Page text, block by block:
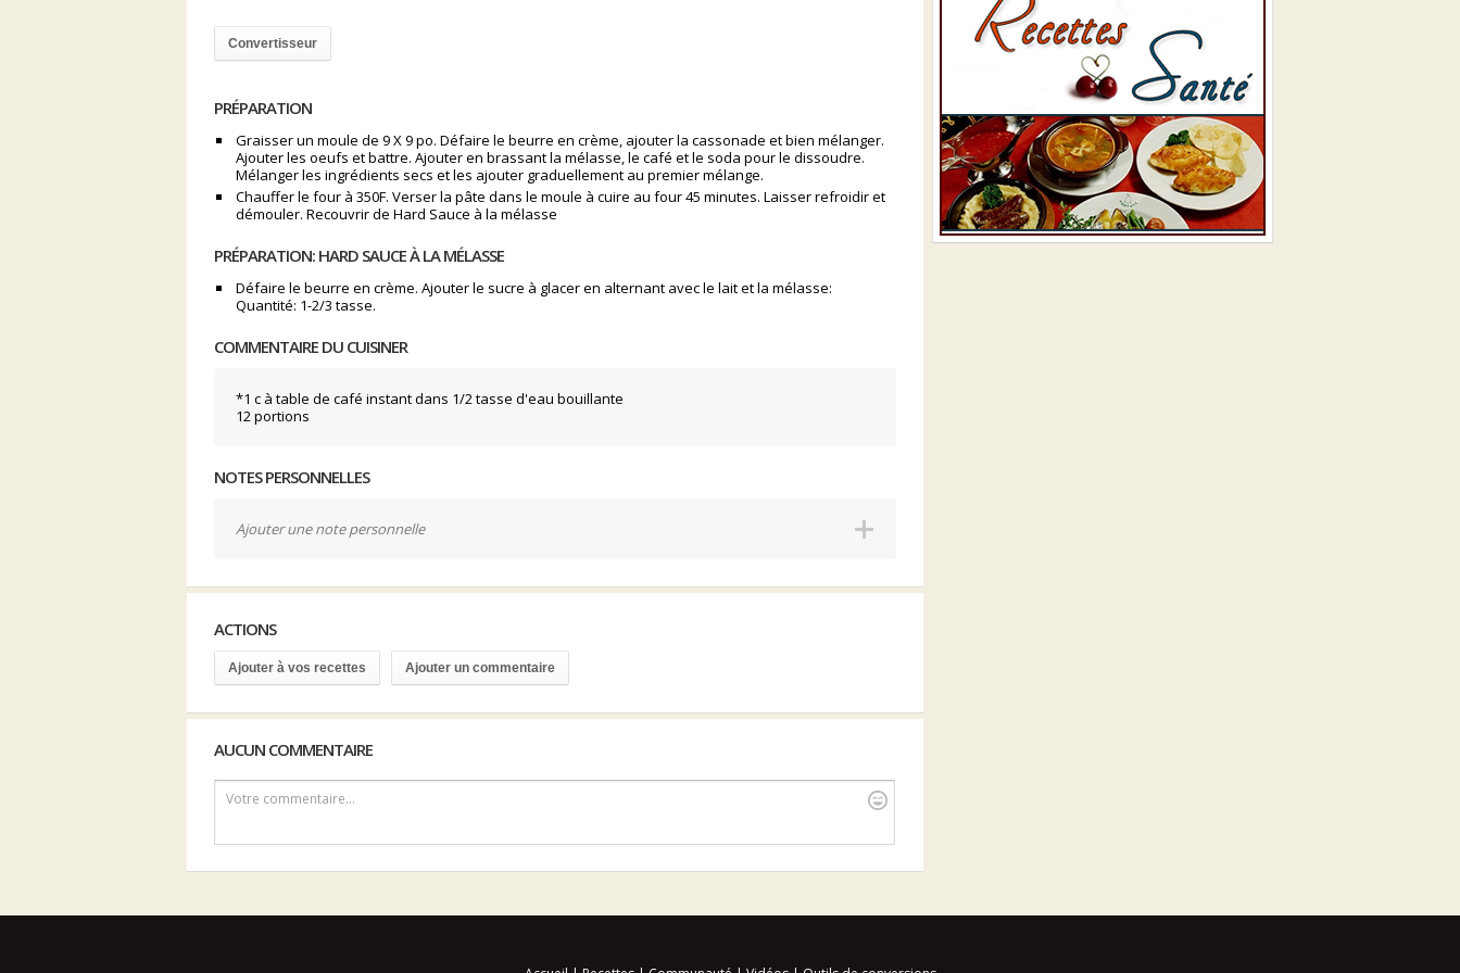
Convertisseur
PRÉPARATION
Graisser un moule de 9 X 9 po. Défaire le beurre en crème, ajouter la cassonade et bien mélanger.
Ajouter les oeufs et battre. Ajouter en brassant la mélasse, le café et le soda pour le dissoudre.
Mélanger les ingrédients secs et les ajouter graduellement au premier mélange.
Chauffer le four à 350F. Verser la pâte dans le moule à cuire au four 45 minutes. Laisser refroidir et
démouler. Recouvrir de Hard Sauce à la mélasse
PRÉPARATION: HARD SAUCE À LA MÉLASSE
Défaire le beurre en crème. Ajouter le sucre à glacer en alternant avec le lait et la mélasse:
Quantité: 1-2/3 tasse.
COMMENTAIRE DU CUISINER
*1 c à table de café instant dans 1/2 tasse d'eau bouillante
12 portions
NOTES PERSONNELLES
Ajouter une note personnelle
ACTIONS
Ajouter à vos recettes Ajouter un commentaire
AUCUN COMMENTAIRE
Votre commentaire...